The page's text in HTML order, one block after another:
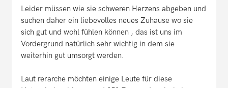
Leider müssen wie sie schweren Herzens abgeben und
suchen daher ein liebevolles neues Zuhause wo sie
sich gut und wohl fühlen können , das ist uns im
Vordergrund natürlich sehr wichtig in dem sie
weiterhin gut umsorgt werden.
Laut rerarche möchten einige Leute für diese